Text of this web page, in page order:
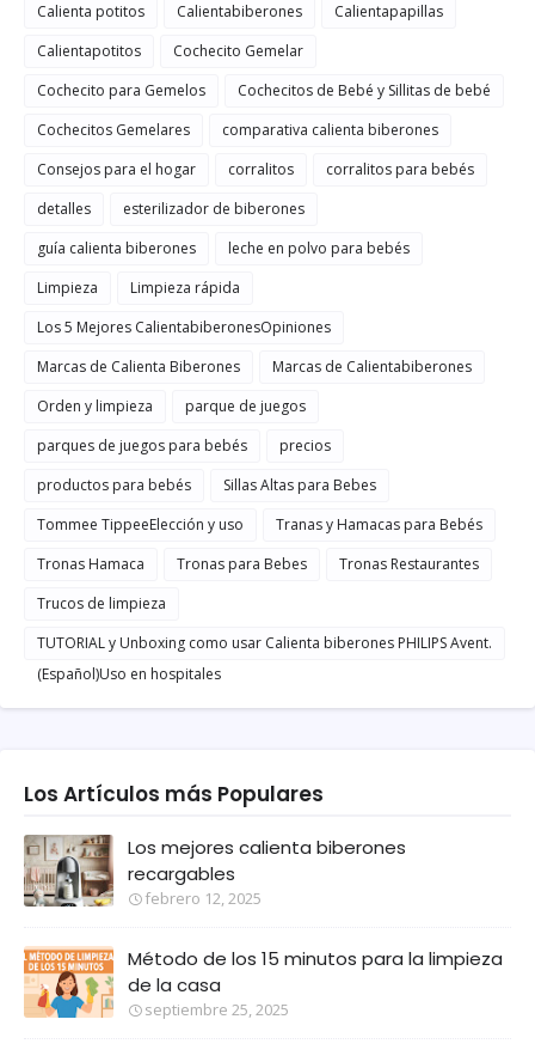
Calienta potitos
Calientabiberones
Calientapapillas
Calientapotitos
Cochecito Gemelar
Cochecito para Gemelos
Cochecitos de Bebé y Sillitas de bebé
Cochecitos Gemelares
comparativa calienta biberones
Consejos para el hogar
corralitos
corralitos para bebés
detalles
esterilizador de biberones
guía calienta biberones
leche en polvo para bebés
Limpieza
Limpieza rápida
Los 5 Mejores CalientabiberonesOpiniones
Marcas de Calienta Biberones
Marcas de Calientabiberones
Orden y limpieza
parque de juegos
parques de juegos para bebés
precios
productos para bebés
Sillas Altas para Bebes
Tommee TippeeElección y uso
Tranas y Hamacas para Bebés
Tronas Hamaca
Tronas para Bebes
Tronas Restaurantes
Trucos de limpieza
TUTORIAL y Unboxing como usar Calienta biberones PHILIPS Avent.
(Español)Uso en hospitales
Los Artículos más Populares
Los mejores calienta biberones
recargables
febrero 12, 2025
Método de los 15 minutos para la limpieza
de la casa
septiembre 25, 2025